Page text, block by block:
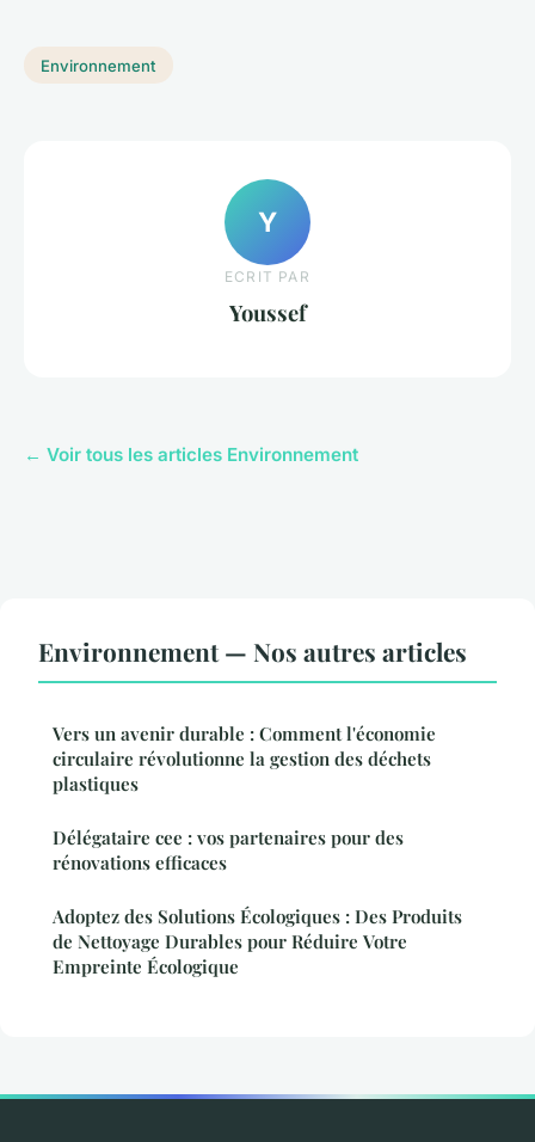
Environnement
Y
ECRIT PAR
Youssef
← Voir tous les articles Environnement
Environnement — Nos autres articles
Vers un avenir durable : Comment l'économie
circulaire révolutionne la gestion des déchets
plastiques
Délégataire cee : vos partenaires pour des
rénovations efficaces
Adoptez des Solutions Écologiques : Des Produits
de Nettoyage Durables pour Réduire Votre
Empreinte Écologique